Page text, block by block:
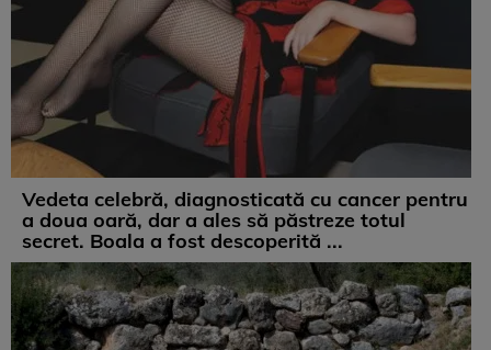
Vedeta celebră, diagnosticată cu cancer pentru
a doua oară, dar a ales să păstreze totul
secret. Boala a fost descoperită ...